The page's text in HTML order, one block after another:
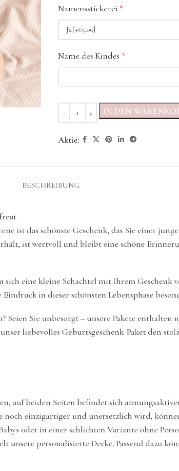
Namensstickerei *
Name des Kindes *
IN DEN
Aktie:
BESCHREIBUNG
ist das schönste Geschenk, das Sie einer
ist wertvoll und bleibt eine schöne
eine kleine Schachtel mit Ihrem Geschenk
in dieser schönsten Lebensphase
Seien Sie unbesorgt – unsere Pakete
liebevolles Geburtsgeschenk-Paket den
auf beiden Seiten befindet sich
noch einzigartiger und unersetzlich wird,
oder in einer schlichten Variante ohne
personalisierte Decke. Passend dazu